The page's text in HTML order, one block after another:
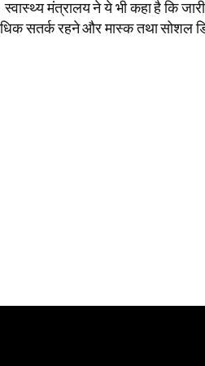
मंत्रालय ने ये भी कहा है कि
सतर्क रहने और मास्क तथा